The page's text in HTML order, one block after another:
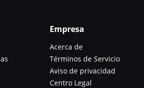
Empresa
Acerca de
Términos de Servicio
Aviso de privacidad
Centro Legal